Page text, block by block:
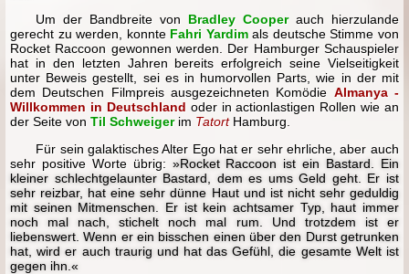
Um der Bandbreite von Bradley Cooperauch hierzulande
gerecht zu werden, konnte Fahri Yardimals deutsche Stimme von
Rocket Raccoon gewonnen werden. Der Hamburger Schauspieler
hat in den letzten Jahren bereits erfolgreich seine Vielseitigkeit
unter Beweis gestellt, sei es in humorvollen Parts, wie in der mit
dem Deutschen Filmpreis ausgezeichneten Komödie Almanya -
Willkommen in Deutschland oder in actionlastigen Rollen wie an
der Seite vonTil Schweigerim TatortHamburg.
Für sein galaktisches Alter Ego hat er sehr ehrliche, aber auch
sehr positive Worte übrig: »Rocket Raccoon ist ein Bastard. Ein
kleiner schlechtgelaunter Bastard, dem es ums Geld geht. Er ist
sehr reizbar, hat eine sehr dünne Haut und ist nicht sehr geduldig
mit seinen Mitmenschen. Er ist kein achtsamer Typ, haut immer
noch mal nach, stichelt noch mal rum. Und trotzdem ist er
liebenswert. Wenn er ein bisschen einen über den Durst getrunken
hat, wird er auch traurig und hat das Gefühl, die gesamte Welt ist
gegen ihn.«